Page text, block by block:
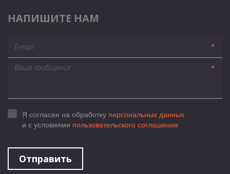
НАПИШИТЕ НАМ
*
*
Я согласен на обработку персональных данных
и с условиями пользовательского соглашения
Отправить